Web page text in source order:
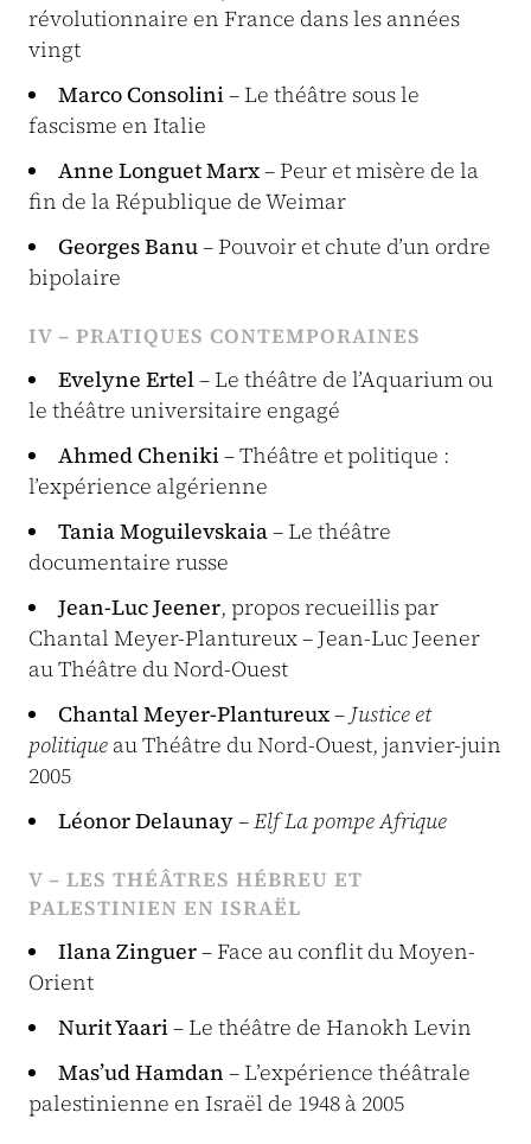
révolutionnaire en France dans les années
vingt
Marco Consolini– Le théâtre sous le
fascisme en Italie
Anne Longuet Marx– Peur et misère de la
fin de la République de Weimar
Georges Banu– Pouvoir et chute d’un ordre
bipolaire
IV – PRATIQUES CONTEMPORAINES
Evelyne Ertel– Le théâtre de l’Aquarium ou
le théâtre universitaire engagé
Ahmed Cheniki– Théâtre et politique :
l’expérience algérienne
Tania Moguilevskaia– Le théâtre
documentaire russe
Jean-Luc Jeener, propos recueillis par
Chantal Meyer-Plantureux – Jean-Luc Jeener
au Théâtre du Nord-Ouest
Chantal Meyer-Plantureux– Justice et
politique au Théâtre du Nord-Ouest, janvier-juin
2005
Léonor Delaunay–Elf La pompe Afrique
V – LES THÉÂTRES HÉBREU ET
PALESTINIEN EN ISRAËL
Ilana Zinguer– Face au conflit du Moyen-
Orient
Nurit Yaari– Le théâtre de Hanokh Levin
Mas’ud Hamdan – L’expérience théâtrale
palestinienne en Israël de 1948 à 2005